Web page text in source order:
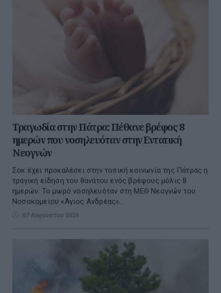
Τραγωδία στην Πάτρα: Πέθανε βρέφος 8
ημερών που νοσηλευόταν στην Εντατική
Νεογνών
Σοκ έχει προκαλέσει στην τοπική κοινωνία της Πάτρας η
τραγική είδηση του θανάτου ενός βρέφους μόλις 8
ημερών. Το μωρό νοσηλευόταν στη ΜΕΘ Νεογνών του
Νοσοκομείου «Άγιος Ανδρέας»...
07 Αυγούστου 2026